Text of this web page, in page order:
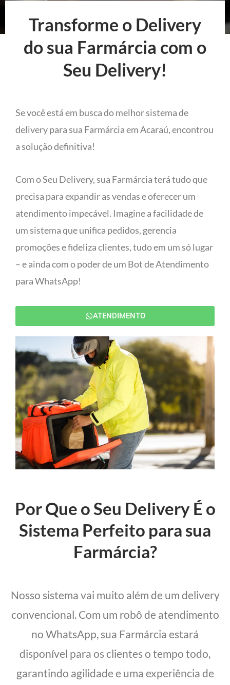
Transforme o Delivery
do sua Farmárcia com o
Seu Delivery!
Se você está em busca do melhor sistema de
delivery para sua Farmárcia em Acaraú, encontrou
a solução definitiva!
Com o Seu Delivery, sua Farmárcia terá tudo que
precisa para expandir as vendas e oferecer um
atendimento impecável. Imagine a facilidade de
um sistema que unifica pedidos, gerencia
promoções e fideliza clientes, tudo em um só lugar
– e ainda com o poder de um Bot de Atendimento
para WhatsApp!
ATENDIMENTO
Por Que o Seu Delivery É o
Sistema Perfeito para sua
Farmárcia?
Nosso sistema vai muito além de um delivery
convencional. Com um robô de atendimento
no WhatsApp, sua Farmárcia estará
disponível para os clientes o tempo todo,
garantindo agilidade e uma experiência de